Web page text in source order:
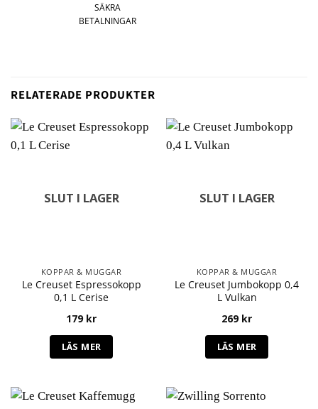
SÄKRA
BETALNINGAR
RELATERADE PRODUKTER
SLUT I LAGER
KOPPAR & MUGGAR
Le Creuset Espressokopp
0,1 L Cerise
179 kr
LÄS MER
SLUT I LAGER
KOPPAR & MUGGAR
Le Creuset Jumbokopp 0,4
L Vulkan
269 kr
LÄS MER